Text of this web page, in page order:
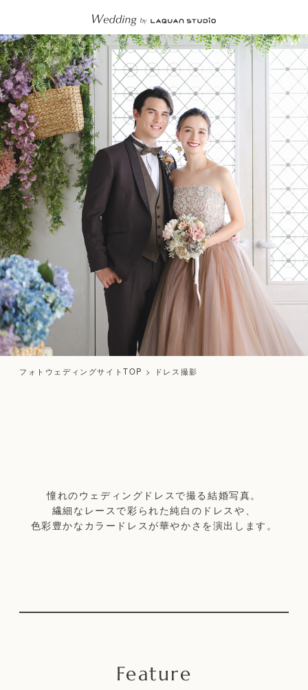
フォトウェディングサイトTOP > ドレス撮影
憧れのウェディングドレスで撮る結婚写真。
繊細なレースで彩られた純白のドレスや、
色彩豊かなカラードレスが華やかさを演出します。